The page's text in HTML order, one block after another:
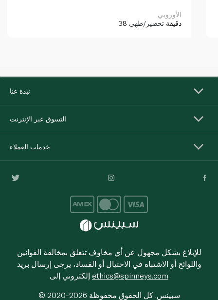
الأوروبي
38 دقيقة تحضير/طهي
نبذة عنا
التسوق عبر الإنترنت
خدمات العملاء
للإبلاغ بشكل مجهول عن أي مخاوف تتعلق بمخالفة القوانين
واللوائح أو الاشتباه في الاحتيال أو الفساد، يرجى إرسال بريد
ethics@spinneys.com
© 2020-2026 سبينس. كل الحقوق محفوظة